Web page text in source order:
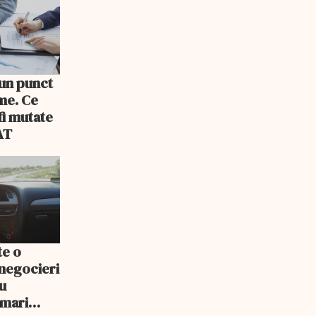
punct
Ce
mutate
o